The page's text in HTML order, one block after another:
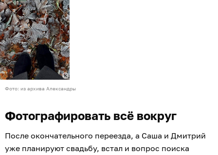
Фото: из архива Александры
Фотографировать всё вокруг
После окончательного переезда, а Саша и Дмитрий
уже планируют свадьбу, встал и вопрос поиска